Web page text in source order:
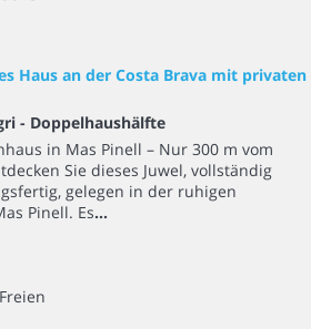
Haus an der Costa Brava mit privaten
- Doppelhaushälfte
in Mas Pinell – Nur 300 m vom
Sie dieses Juwel, vollständig
gelegen in der ruhigen
Pinell. Es...